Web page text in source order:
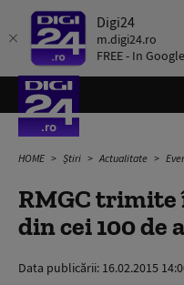
Digi24
m.digi24.ro
FREE - In
HOME Știri Actualitate
RMGC trimite
din cei 100 de
Data publicării: 16.02.2015